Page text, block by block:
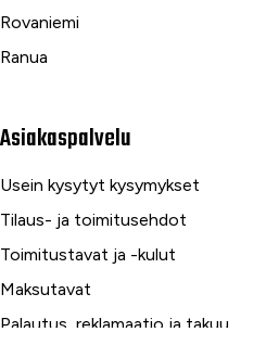
Rovaniemi
Ranua
Asiakaspalvelu
Usein kysytyt kysymykset
Tilaus- ja toimitusehdot
Toimitustavat ja -kulut
Maksutavat
Palautus, reklamaatio ja takuu